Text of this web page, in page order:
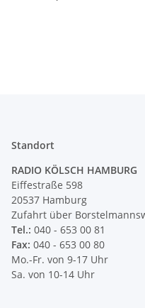
Standort
RADIO KÖLSCH HAMBURG
Eiffestraße 598
20537 Hamburg
Zufahrt über
Tel.: 040 - 653 00 81
Fax: 040 - 653 00 80
Mo.-Fr. von 9-17 Uhr
Sa. von 10-14 Uhr